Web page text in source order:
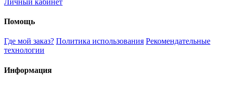
Личный кабинет
Помощь
Где мой заказ? Политика использования Рекомендательные
технологии
Информация